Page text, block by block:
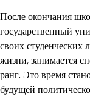
После окончания
государственный
своих студенческих
жизни, занимается
ранг. Это время
будущей